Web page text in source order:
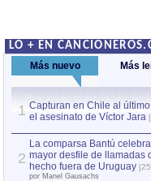
LO + EN
Más nuevo Más
1 Capturan en Chile al
el asesinato de Víctor Jara
2
La comparsa Bantú
mayor desfile de llamadas
hecho fuera de Uruguay
por Manel Gausachs